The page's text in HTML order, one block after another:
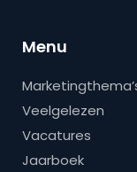
Menu
Veelgelezen
Vacatures
Jaarboek